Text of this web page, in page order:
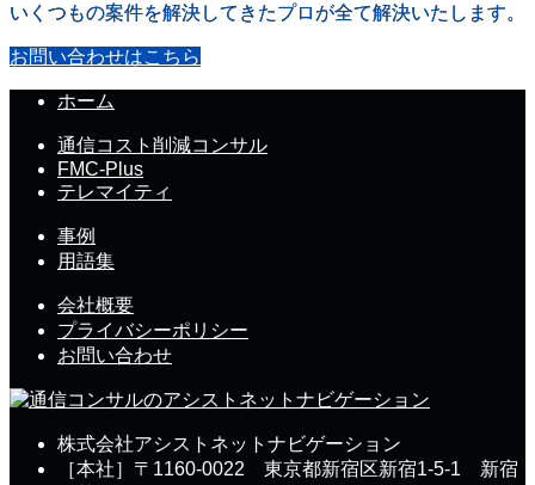
いくつもの案件を解決してきたプロが全て解決いたします。
お問い合わせはこちら
ホーム
通信コスト削減コンサル
FMC-Plus
テレマイティ
事例
用語集
会社概要
プライバシーポリシー
お問い合わせ
株式会社アシストネットナビゲーション
［本社］〒1160-0022 東京都新宿区新宿1-5-1 新宿